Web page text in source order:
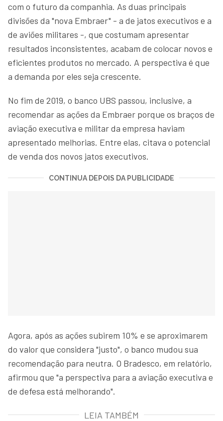
com o futuro da companhia. As duas principais
divisões da "nova Embraer" - a de jatos executivos e a
de aviões militares -, que costumam apresentar
resultados inconsistentes, acabam de colocar novos e
eficientes produtos no mercado. A perspectiva é que
a demanda por eles seja crescente.
No fim de 2019, o banco UBS passou, inclusive, a
recomendar as ações da Embraer porque os braços de
aviação executiva e militar da empresa haviam
apresentado melhorias. Entre elas, citava o potencial
de venda dos novos jatos executivos.
CONTINUA DEPOIS DA PUBLICIDADE
Agora, após as ações subirem 10% e se aproximarem
do valor que considera "justo", o banco mudou sua
recomendação para neutra. O Bradesco, em relatório,
afirmou que "a perspectiva para a aviação executiva e
de defesa está melhorando".
LEIA TAMBÉM